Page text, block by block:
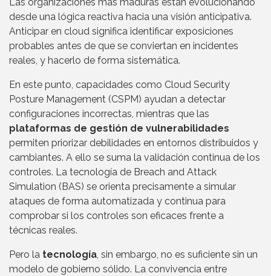
Las organizaciones más maduras están evolucionando
desde una lógica reactiva hacia una visión anticipativa.
Anticipar en cloud significa identificar exposiciones
probables antes de que se conviertan en incidentes
reales, y hacerlo de forma sistemática.
En este punto, capacidades como Cloud Security
Posture Management (CSPM) ayudan a detectar
configuraciones incorrectas, mientras que las
plataformas de gestión de vulnerabilidades
permiten priorizar debilidades en entornos distribuidos y
cambiantes. A ello se suma la validación continua de los
controles. La tecnología de Breach and Attack
Simulation (BAS) se orienta precisamente a simular
ataques de forma automatizada y continua para
comprobar si los controles son eficaces frente a
técnicas reales.
Pero la tecnología, sin embargo, no es suficiente sin un
modelo de gobierno sólido. La convivencia entre